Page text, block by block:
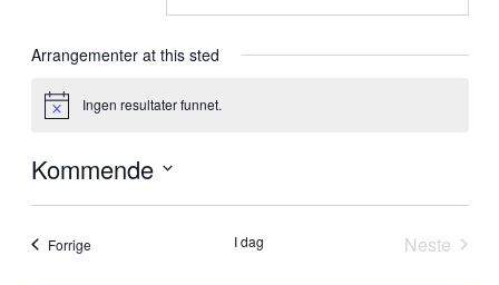
Arrangementer at this sted
MerknadIngen resultater funnet.
Kommende
ForrigeArrangementer I dag
Neste